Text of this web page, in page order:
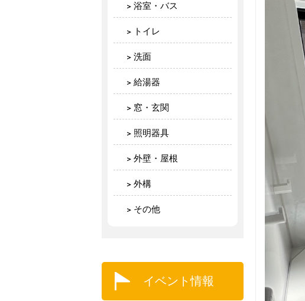
浴室・バス
トイレ
洗面
給湯器
窓・玄関
照明器具
外壁・屋根
外構
その他
イベント情報